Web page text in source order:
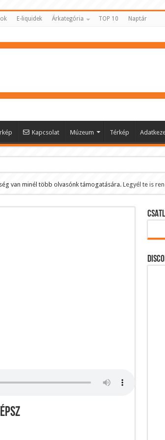
E-liquidek Árkategória TOP 10 Naptár
Kapcsolat Múzeum Térkép
van minél több olvasónk támogatására.Legyél te is